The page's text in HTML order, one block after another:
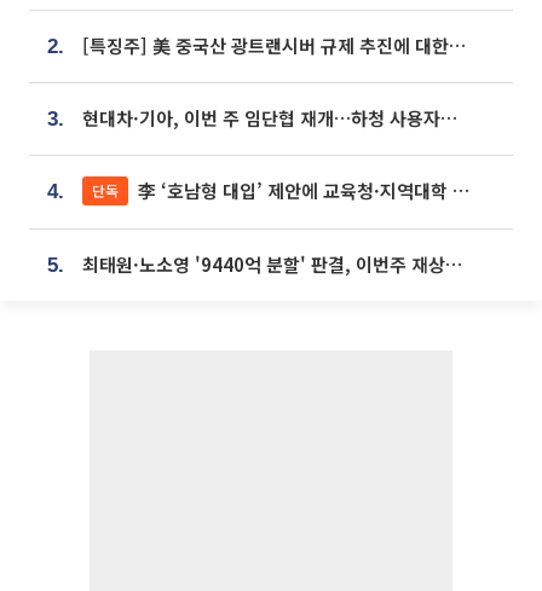
2. [특징주] 美 중국산 광트랜시버 규제 추진에 대한광통신 등 광통신株 강세
3. 현대차·기아, 이번 주 임단협 재개…하청 사용자성 재심도 ‘변수’
4. 단독 李 ‘호남형 대입’ 제안에 교육청·지역대학 서·논술형 입시 연계 '착수'
5. 최태원·노소영 '9440억 분할' 판결, 이번주 재상고 여부 주목